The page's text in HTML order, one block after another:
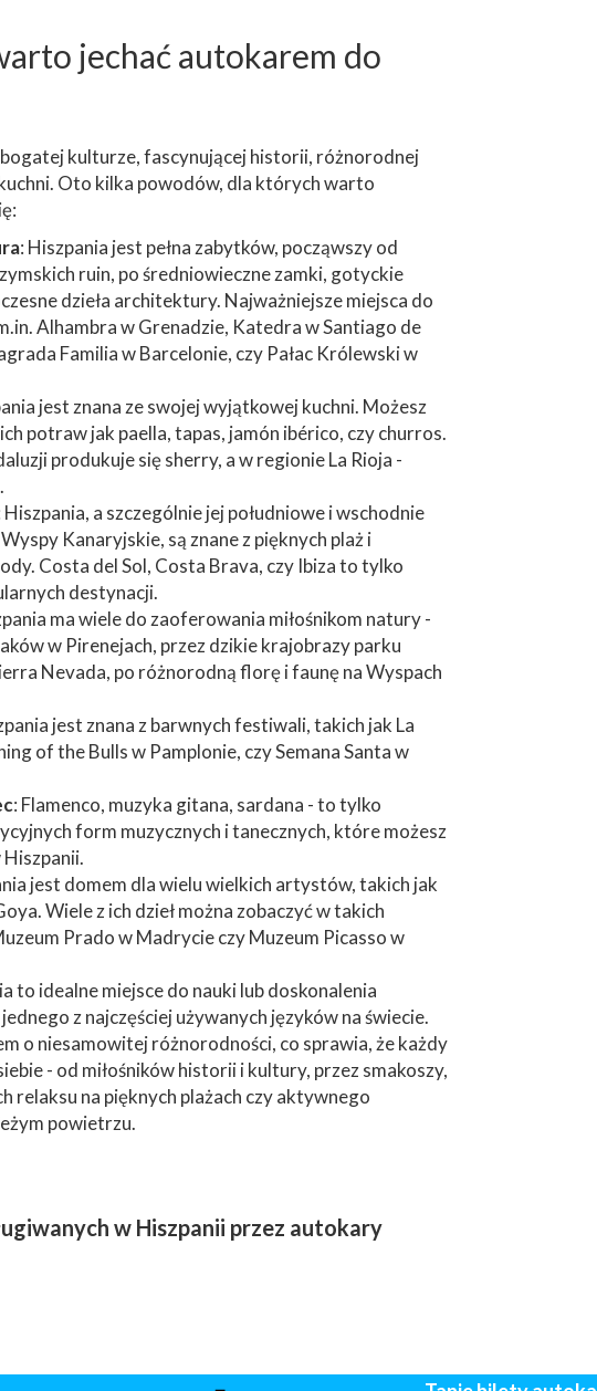
jechać autokarem do
kulturze, fascynującej historii, różnorodnej
Oto kilka powodów, dla których warto
: Hiszpania jest pełna zabytków, począwszy od
ruin, po średniowieczne zamki, gotyckie
dzieła architektury. Najważniejsze miejsca do
Alhambra w Grenadzie, Katedra w Santiago de
Familia w Barcelonie, czy Pałac Królewski w
jest znana ze swojej wyjątkowej kuchni. Możesz
potraw jak paella, tapas, jamón ibérico, czy churros.
produkuje się sherry, a w regionie La Rioja -
Hiszpania, a szczególnie jej południowe i wschodnie
Kanaryjskie, są znane z pięknych plaż i
Costa del Sol, Costa Brava, czy Ibiza to tylko
destynacji.
ma wiele do zaoferowania miłośnikom natury -
w Pirenejach, przez dzikie krajobrazy parku
Nevada, po różnorodną florę i faunę na Wyspach
jest znana z barwnych festiwali, takich jak La
of the Bulls w Pamplonie, czy Semana Santa w
: Flamenco, muzyka gitana, sardana - to tylko
form muzycznych i tanecznych, które możesz
jest domem dla wielu wielkich artystów, takich jak
Wiele z ich dzieł można zobaczyć w takich
Prado w Madrycie czy Muzeum Picasso w
to idealne miejsce do nauki lub doskonalenia
z najczęściej używanych języków na świecie.
o niesamowitej różnorodności, co sprawia, że każdy
- od miłośników historii i kultury, przez smakoszy,
relaksu na pięknych plażach czy aktywnego
powietrzu.
w Hiszpanii przez autokary